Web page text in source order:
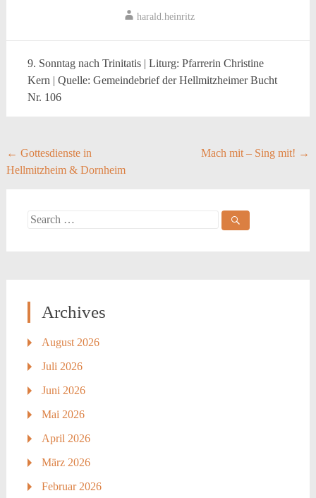
harald.heinritz
9. Sonntag nach Trinitatis | Liturg: Pfarrerin Christine
Kern | Quelle: Gemeindebrief der Hellmitzheimer Bucht
Nr. 106
Post
navigation
← Gottesdienste in
Hellmitzheim & Dornheim
Mach mit – Sing mit! →
Search
Archives
August 2026
Juli 2026
Juni 2026
Mai 2026
April 2026
März 2026
Februar 2026